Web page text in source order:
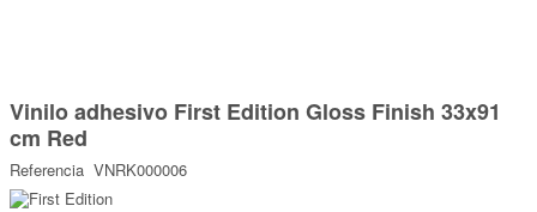
Top Ventas
comienzo
de
la
galería
imágenes
Vinilo adhesivo First Edition Gloss Finish 33x91
cm Red
Referencia VNRK000006